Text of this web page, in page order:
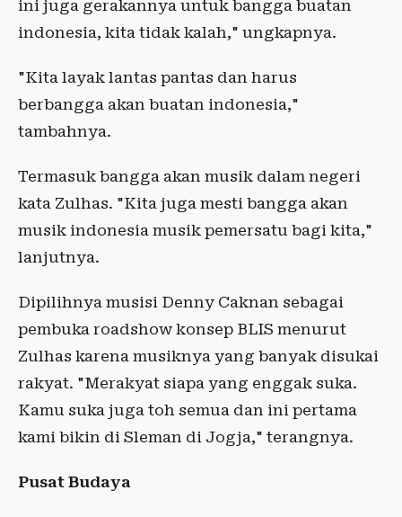
ini juga gerakannya untuk bangga buatan
indonesia, kita tidak kalah," ungkapnya.
"Kita layak lantas pantas dan harus
berbangga akan buatan indonesia,"
tambahnya.
Termasuk bangga akan musik dalam negeri
kata Zulhas. "Kita juga mesti bangga akan
musik indonesia musik pemersatu bagi kita,"
lanjutnya.
Dipilihnya musisi Denny Caknan sebagai
pembuka roadshow konsep BLIS menurut
Zulhas karena musiknya yang banyak disukai
rakyat. "Merakyat siapa yang enggak suka.
Kamu suka juga toh semua dan ini pertama
kami bikin di Sleman di Jogja," terangnya.
Pusat Budaya